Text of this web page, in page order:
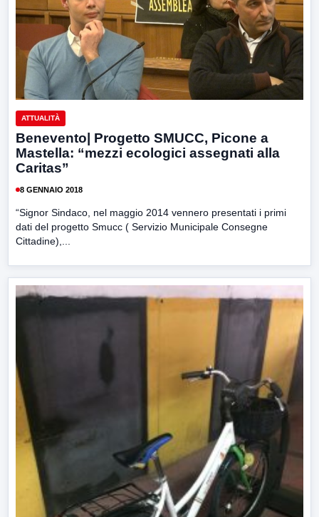
ATTUALITÀ
Benevento| Progetto SMUCC, Picone a
Mastella: “mezzi ecologici assegnati alla
Caritas”
8 GENNAIO 2018
“Signor Sindaco, nel maggio 2014 vennero presentati i primi
dati del progetto Smucc ( Servizio Municipale Consegne
Cittadine),...